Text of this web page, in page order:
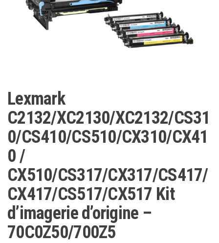
Lexmark
C2132/XC2130/XC2132/CS31
0/CS410/CS510/CX310/CX41
0 /
CX510/CS317/CX317/CS417/
CX417/CS517/CX517 Kit
d’imagerie d’origine –
70C0Z50/700Z5